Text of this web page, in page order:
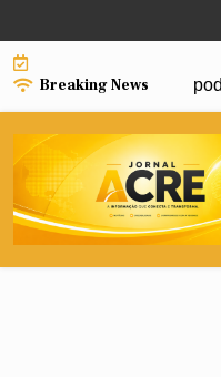
to
content
Breaking News
e Brasil pode